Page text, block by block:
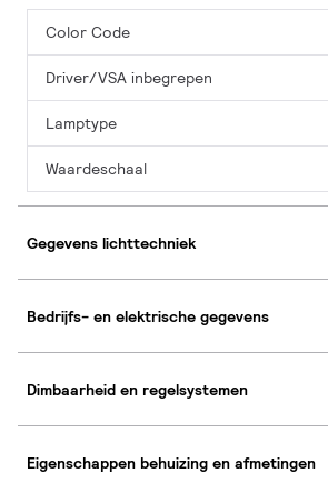
Color Code
Driver/VSA inbegrepen
Lamptype
Waardeschaal
Gegevens lichttechniek
Bedrijfs- en elektrische gegevens
Dimbaarheid en regelsystemen
Eigenschappen behuizing en afmetingen